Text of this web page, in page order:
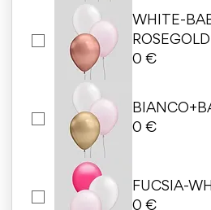
WHITE-
ROSEGOLD
0 €
0 €
FUCSIA-
0 €